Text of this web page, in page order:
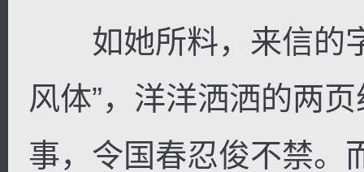
如她所料，来信的字
风体”，洋洋洒洒的两
事，令国春忍俊不禁。